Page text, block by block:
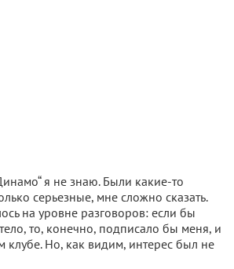
я не знаю. Были какие-то
серьезные, мне сложно сказать.
на уровне разговоров: если бы
то, конечно, подписало бы меня, и
клубе. Но, как видим, интерес был не